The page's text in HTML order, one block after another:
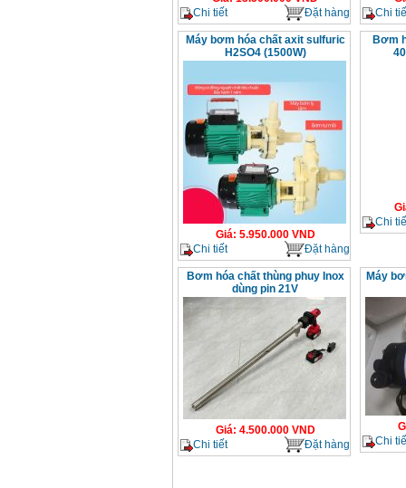
Chi tiết
Đặt hàng
Chi
Máy bơm hóa chất axit sulfuric
H2SO4 (1500W)
Giá: 5.950.000VND
Chi tiết
Đặt hàng
Bơm
Chi
Bơm hóa chất thùng phuy Inox
dùng pin 21V
Giá: 4.500.000VND
Chi tiết
Đặt hàng
Máy
Chi